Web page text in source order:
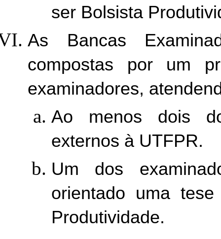
ser Bolsista
As Bancas
compostas por um
Ao menos dois
externos à UTFPR.
Um dos
orientado uma
Produtividade.